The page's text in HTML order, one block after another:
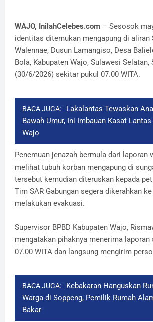
WAJO, InilahCelebes.com – Sesosok
identitas ditemukan mengapung di aliran
Walennae, Dusun Lamangiso, Desa
Bola, Kabupaten Wajo, Sulawesi Selatan,
(30/6/2026) sekitar pukul 07.00 WITA.
BACA JUGA:
Lakalantas Tewaskan
Bawah Umur, Ini Imbauan Kasat
Wajo
Penemuan jenazah bermula dari laporan
melihat tubuh korban mengapung di
tersebut kemudian diteruskan kepada
Tim SAR Gabungan segera dikerahkan
melakukan evakuasi.
Supervisor BPBD Kabupaten Wajo,
mengatakan pihaknya menerima laporan
07.00 WITA dan langsung mengirim
BACA JUGA:
Kebakaran Hanguskan
Warga di Soppeng, Pemilik Rumah
Bakar